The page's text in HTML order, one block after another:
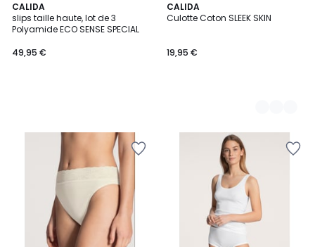
CALIDA
slips taille haute, lot de 3
Polyamide ECO SENSE SPECIAL
49,95 €
CALIDA
Culotte Coton SLEEK SKIN
19,95 €
3
Couleurs